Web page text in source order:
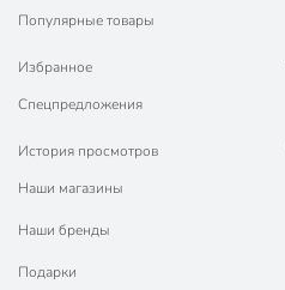
Вес в упаковке
Популярные товары
Избранное
Спецпредложения
История просмотров
Наши магазины
Наши бренды
Подарки